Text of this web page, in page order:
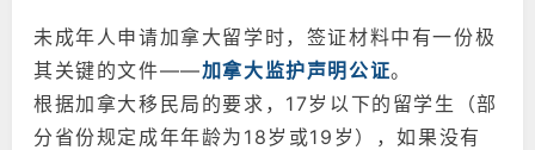
未成年人申请加拿大留学时，签证材料中有一份极
其关键的文件——加拿大监护声明公证。
根据加拿大移民局的要求，17岁以下的留学生（部
分省份规定成年年龄为18岁或19岁），如果没有